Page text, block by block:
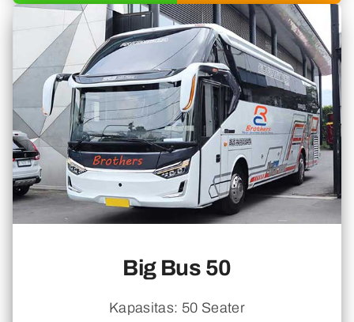
Big Bus 50
Kapasitas: 50 Seater